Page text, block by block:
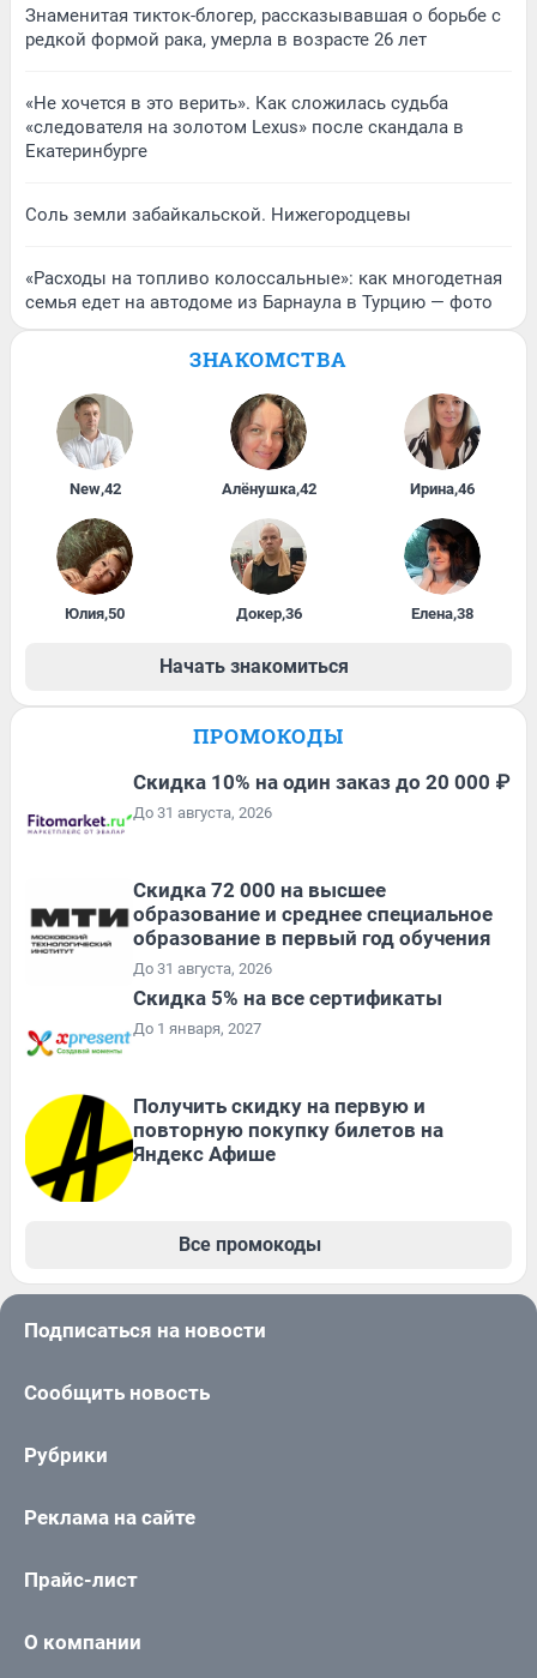
Знаменитая тикток-блогер, рассказывавшая о борьбе с
редкой формой рака, умерла в возрасте 26 лет
«Не хочется в это верить». Как сложилась судьба
«следователя на золотом Lexus» после скандала в
Екатеринбурге
Соль земли забайкальской. Нижегородцевы
«Расходы на топливо колоссальные»: как многодетная
семья едет на автодоме из Барнаула в Турцию — фото
ЗНАКОМСТВА
New,42 Алёнушка,42 Ирина,46
Юлия,50 Докер,36 Елена,38
Начать знакомиться
ПРОМОКОДЫ
Скидка 10% на один заказ до 20 000 ₽
До 31 августа, 2026
Скидка 72 000 на высшее
образование и среднее специальное
образование в первый год обучения
До 31 августа, 2026
Скидка 5% на все сертификаты
До 1 января, 2027
Получить скидку на первую и
повторную покупку билетов на
Яндекс Афише
Все промокоды
Подписаться на новости
Сообщить новость
Рубрики
Реклама на сайте
Прайс-лист
О компании